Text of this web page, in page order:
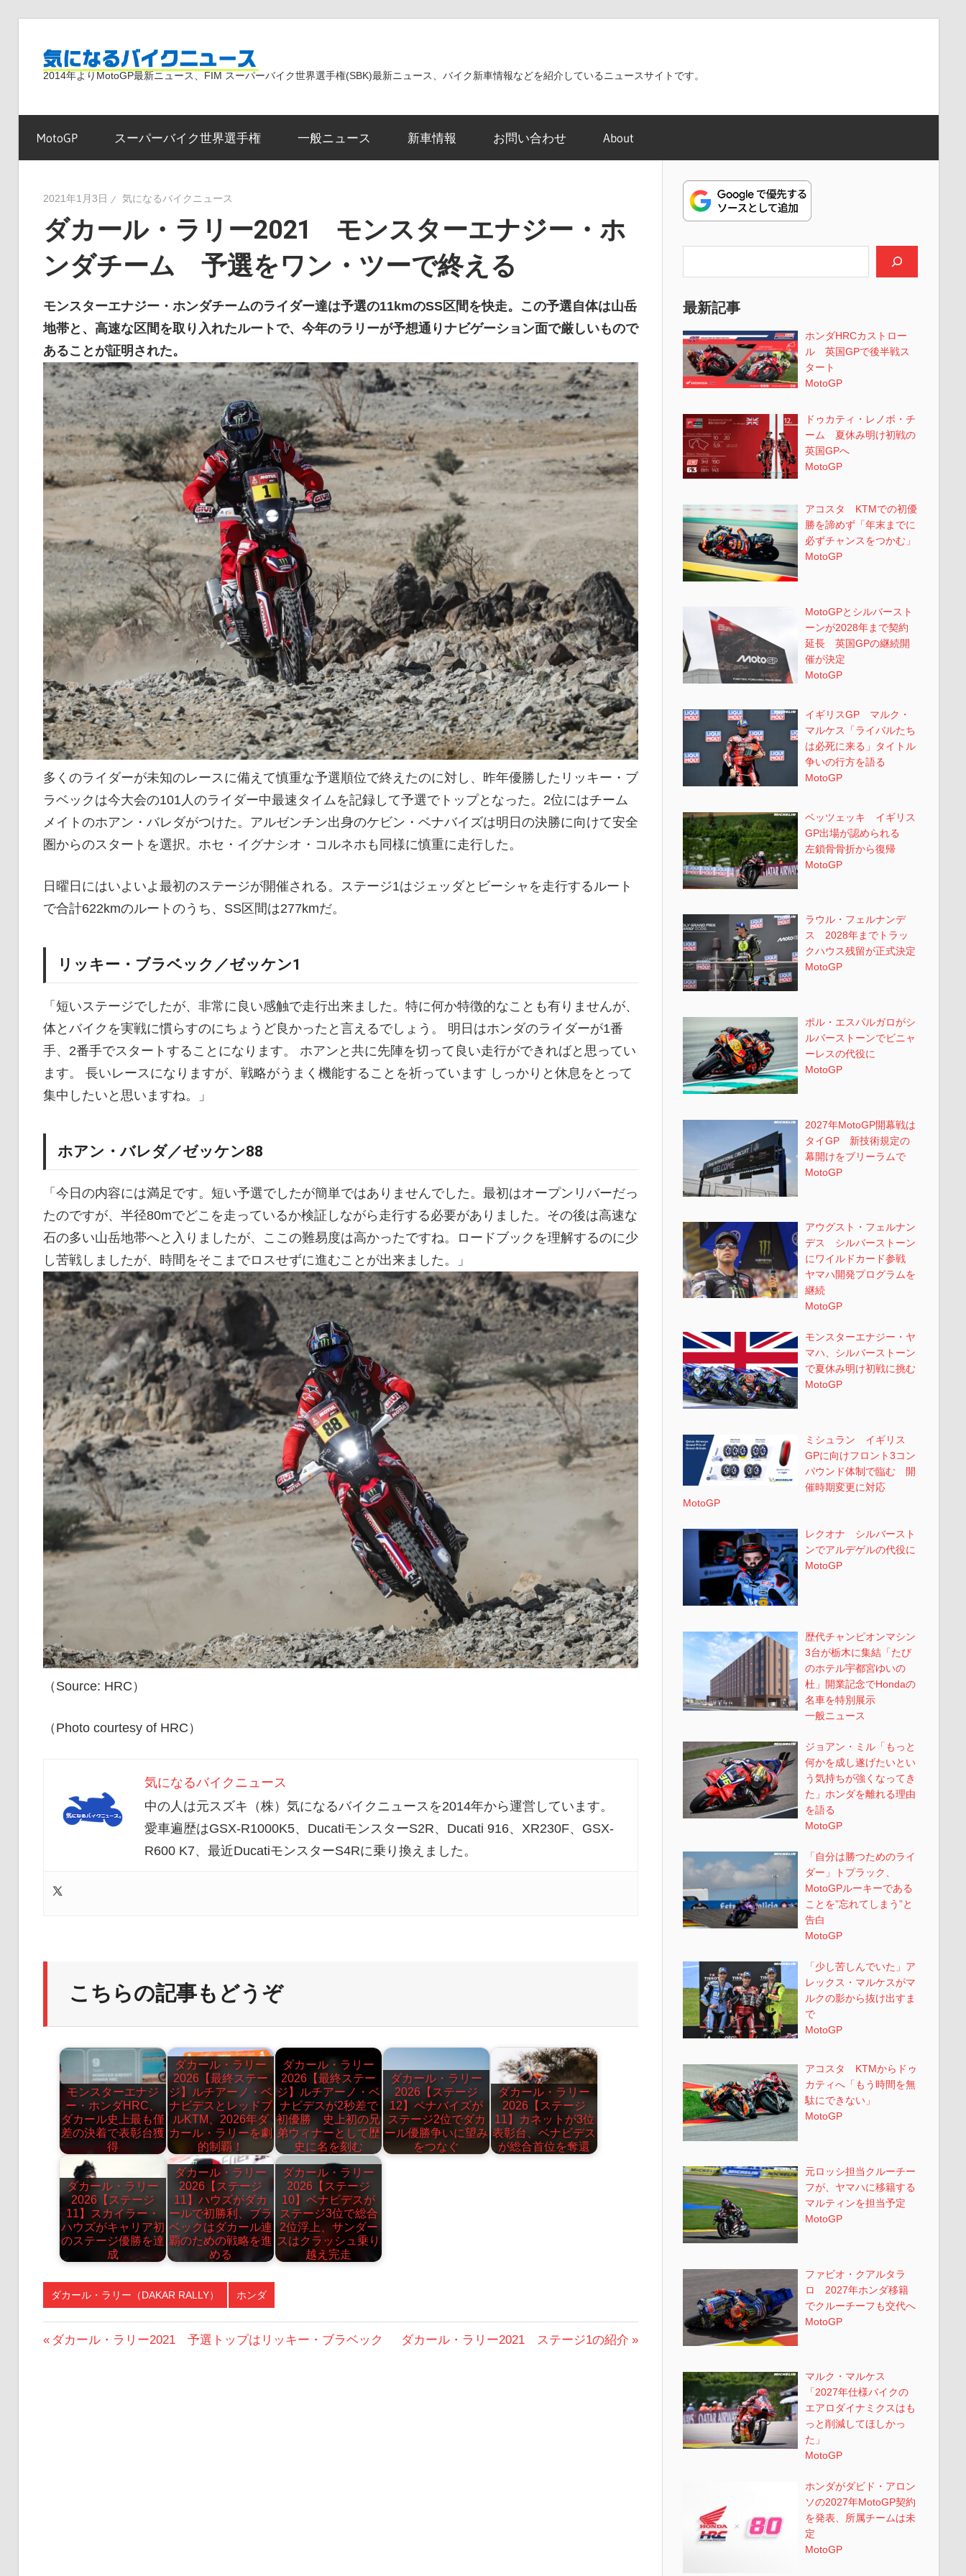
気
に
る
バ
イ
ク
ニ
ュ
ー
ス
2014年よりMotoGP最新ニュース、FIM スーパーバイク世界選手権(SBK)最新ニュース、バイク新車情報などを紹介しているニュースサイトです。
MotoGP スーパーバイク世界選手権 一般ニュース 新車情報 お問い合わせ About
2021年1月3日 気になるバイクニュース
ダカール・ラリー2021 モンスターエナジー・ホ
ンダチーム 予選をワン・ツーで終える
モンスターエナジー・ホンダチームのライダー達は予選の11kmのSS区間を快走。この予選自体は山岳
地帯と、高速な区間を取り入れたルートで、今年のラリーが予想通りナビゲーション面で厳しいもので
あることが証明された。
多くのライダーが未知のレースに備えて慎重な予選順位で終えたのに対し、昨年優勝したリッキー・ブ
ラベックは今大会の101人のライダー中最速タイムを記録して予選でトップとなった。2位にはチーム
メイトのホアン・バレダがつけた。アルゼンチン出身のケビン・ベナバイズは明日の決勝に向けて安全
圏からのスタートを選択。ホセ・イグナシオ・コルネホも同様に慎重に走行した。
日曜日にはいよいよ最初のステージが開催される。ステージ1はジェッダとビーシャを走行するルート
で合計622kmのルートのうち、SS区間は277kmだ。
リッキー・ブラベック／ゼッケン1
「短いステージでしたが、非常に良い感触で走行出来ました。特に何か特徴的なことも有りませんが、
体とバイクを実戦に慣らすのにちょうど良かったと言えるでしょう。 明日はホンダのライダーが1番
手、2番手でスタートすることになります。 ホアンと共に先陣を切って良い走行ができればと思ってい
ます。 長いレースになりますが、戦略がうまく機能することを祈っています しっかりと休息をとって
集中したいと思いますね。」
ホアン・バレダ／ゼッケン88
「今日の内容には満足です。短い予選でしたが簡単ではありませんでした。最初はオープンリバーだっ
たのですが、半径80mでどこを走っているか検証しながら走行する必要がありました。その後は高速な
石の多い山岳地帯へと入りましたが、ここの難易度は高かったですね。ロードブックを理解するのに少
し苦戦しましたが、時間をそこまでロスせずに進むことが出来ました。」
（Source: HRC）
（Photo courtesy of HRC）
気になるバイクニュース
中の人は元スズキ（株）気になるバイクニュースを2014年から運営しています。
愛車遍歴はGSX-R1000K5、DucatiモンスターS2R、Ducati 916、XR230F、GSX-
R600 K7、最近DucatiモンスターS4Rに乗り換えました。
こちらの記事もどうぞ
モンスターエナジ
ー・ホンダHRC、
ダカール史上最も僅
差の決着で表彰台獲
得
ダカール・ラリー
2026【最終ステー
ジ】ルチアーノ・ベ
ナビデスとレッドブ
ルKTM、2026年ダ
カール・ラリーを劇
的制覇！
ダカール・ラリー
2026【最終ステー
ジ】ルチアーノ・ベ
ナビデスが2秒差で
初優勝 史上初の兄
弟ウィナーとして歴
史に名を刻む
ダカール・ラリー
2026【ステージ
12】ベナバイズが
ステージ2位でダカ
ール優勝争いに望み
をつなぐ
ダカール・ラリー
2026【ステージ
11】カネットが3位
表彰台、ベナビデス
が総合首位を奪還
ダカール・ラリー
2026【ステージ
11】スカイラー・
ハウズがキャリア初
のステージ優勝を達
成
ダカール・ラリー
2026【ステージ
11】ハウズがダカ
ールで初勝利、ブラ
ベックはダカール連
覇のための戦略を進
める
ダカール・ラリー
2026【ステージ
10】ベナビデスが
ステージ3位で総合
2位浮上、サンダー
スはクラッシュ乗り
越え完走
ダカール・ラリー（DAKAR RALLY） ホンダ
投
前
ダカール・ラリー2021 予選トップはリッキー・ブラベック
次
ダカール・ラリー2021 ステージ1の紹介
最新記事
ホンダHRCカストロー
ル 英国GPで後半戦ス
タート
MotoGP
ドゥカティ・レノボ・チ
ーム 夏休み明け初戦の
英国GPへ
MotoGP
アコスタ KTMでの初優
勝を諦めず「年末までに
必ずチャンスをつかむ」
MotoGP
MotoGPとシルバースト
ーンが2028年まで契約
延長 英国GPの継続開
催が決定
MotoGP
イギリスGP マルク・
マルケス「ライバルたち
は必死に来る」タイトル
争いの行方を語る
MotoGP
ベッツェッキ イギリス
GP出場が認められる
左鎖骨骨折から復帰
MotoGP
ラウル・フェルナンデ
ス 2028年までトラッ
クハウス残留が正式決定
MotoGP
ポル・エスパルガロがシ
ルバーストーンでビニャ
ーレスの代役に
MotoGP
2027年MotoGP開幕戦は
タイGP 新技術規定の
幕開けをブリーラムで
MotoGP
アウグスト・フェルナン
デス シルバーストーン
にワイルドカード参戦
ヤマハ開発プログラムを
継続
MotoGP
モンスターエナジー・ヤ
マハ、シルバーストーン
で夏休み明け初戦に挑む
MotoGP
ミシュラン イギリス
GPに向けフロント3コン
パウンド体制で臨む 開
催時期変更に対応
MotoGP
レクオナ シルバースト
ンでアルデゲルの代役に
MotoGP
歴代チャンピオンマシン
3台が栃木に集結「たび
のホテル宇都宮ゆいの
杜」開業記念でHondaの
名車を特別展示
一般ニュース
ジョアン・ミル「もっと
何かを成し遂げたいとい
う気持ちが強くなってき
た」ホンダを離れる理由
を語る
MotoGP
「自分は勝つためのライ
ダー」トプラック、
MotoGPルーキーである
ことを”忘れてしまう”と
告白
MotoGP
「少し苦しんでいた」ア
レックス・マルケスがマ
ルクの影から抜け出すま
で
MotoGP
アコスタ KTMからドゥ
カティへ「もう時間を無
駄にできない」
MotoGP
元ロッシ担当クルーチー
フが、ヤマハに移籍する
マルティンを担当予定
MotoGP
ファビオ・クアルタラ
ロ 2027年ホンダ移籍
でクルーチーフも交代へ
MotoGP
マルク・マルケス
「2027年仕様バイクの
エアロダイナミクスはも
っと削減してほしかっ
た」
MotoGP
ホンダがダビド・アロン
ソの2027年MotoGP契約
を発表、所属チームは未
定
MotoGP